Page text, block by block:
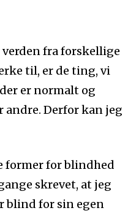
fra forskellige
til, er de ting, vi
er normalt og
Derfor kan jeg
former for blindhed
skrevet, at jeg
blind for sin egen